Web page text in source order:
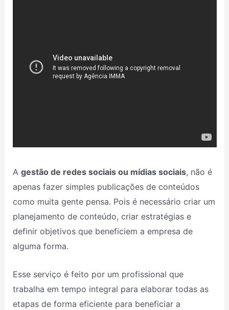
A gestão de redes sociais ou mídias sociais, não é
apenas fazer simples publicações de conteúdos
como muita gente pensa. Pois é necessário criar um
planejamento de conteúdo, criar estratégias e
definir objetivos que beneficiem a empresa de
alguma forma.
Esse serviço é feito por um profissional que
trabalha em tempo integral para elaborar todas as
etapas de forma eficiente para beneficiar a